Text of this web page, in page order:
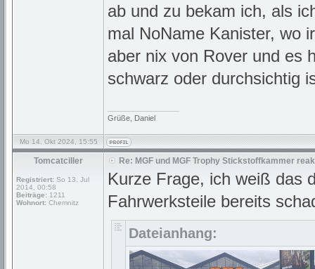
ab und zu bekam ich, als
mal NoName Kanister, wo
aber nix von Rover und es
schwarz oder durchsichtig
Grüße, Daniel
Mo 14. Okt 2024, 15:55
Tomcatciller
Registriert: So 13. Jul
2014, 00:58
Beiträge: 1211
Wohnort: Chemnitz
Re: MGF und MGF Trophy Stickstoffkammer
Kurze Frage, ich weiß das
Fahrwerksteile bereits
Dateianhang: